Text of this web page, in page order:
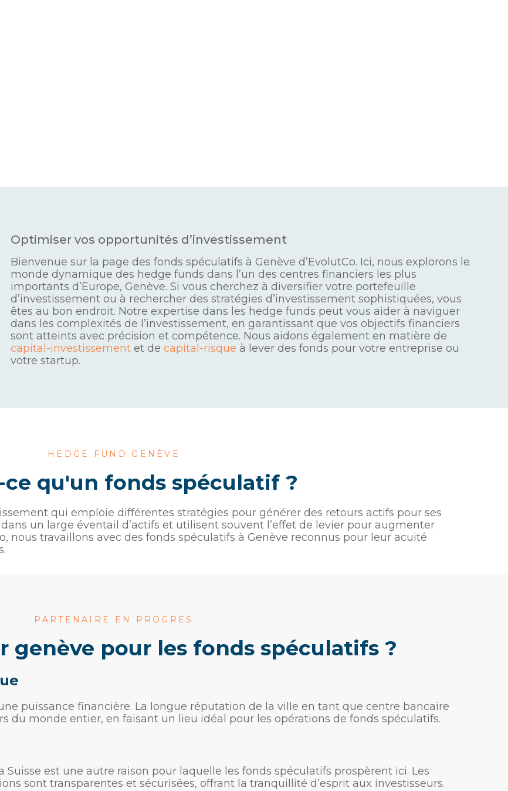
Optimiser vos opportunités d’investissement
Bienvenue sur la page des fonds spéculatifs à Genève d’EvolutCo. Ici, nous explorons le
monde dynamique des hedge funds dans l’un des centres financiers les plus
importants d’Europe, Genève. Si vous cherchez à diversifier votre portefeuille
d’investissement ou à rechercher des stratégies d’investissement sophistiquées, vous
êtes au bon endroit. Notre expertise dans les hedge funds peut vous aider à naviguer
dans les complexités de l’investissement, en garantissant que vos objectifs financiers
sont atteints avec précision et compétence. Nous aidons également en matière de
capital-investissement et de capital-risque à lever des fonds pour votre entreprise ou
votre startup.
HEDGE FUND GENÈVE
ce qu'un fonds spéculatif ?
qui emploie différentes stratégies pour générer des retours actifs pour ses
un large éventail d’actifs et utilisent souvent l’effet de levier pour augmenter
nous travaillons avec des fonds spéculatifs à Genève reconnus pour leur acuité
PARTENAIRE EN PROGRES​
genève pour les fonds spéculatifs ?
puissance financière. La longue réputation de la ville en tant que centre bancaire
du monde entier, en faisant un lieu idéal pour les opérations de fonds spéculatifs.
est une autre raison pour laquelle les fonds spéculatifs prospèrent ici. Les
sont transparentes et sécurisées, offrant la tranquillité d’esprit aux investisseurs.